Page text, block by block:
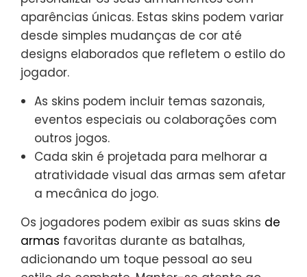
aparências únicas. Estas skins podem variar
desde simples mudanças de cor até
designs elaborados que refletem o estilo do
jogador.
As skins podem incluir temas sazonais,
eventos especiais ou colaborações com
outros jogos.
Cada skin é projetada para melhorar a
atratividade visual das armas sem afetar
a mecânica do jogo.
Os jogadores podem exibir as suas skins de
armas favoritas durante as batalhas,
adicionando um toque pessoal ao seu